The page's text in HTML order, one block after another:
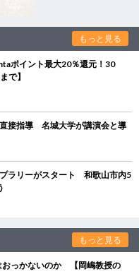
もっと見る
ポイント最大20％還元！30
で】
接指導 名城大学が講演会と導
ラリーがスタート 和歌山市内5
もっと見る
おっかないのか 【岡嶋教授の